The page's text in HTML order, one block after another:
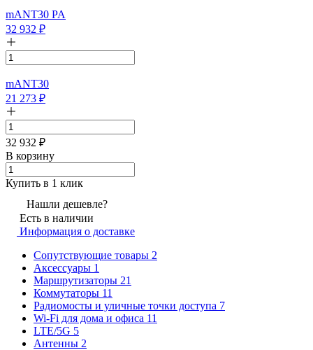
mANT30 PA
32 932 ₽
mANT30
21 273 ₽
32 932 ₽
В корзину
Купить в 1 клик
Нашли дешевле?
Есть в наличии
Информация о доставке
Сопутствующие товары 2
Аксессуары 1
Маршрутизаторы 21
Коммутаторы 11
Радиомосты и уличные точки доступа 7
Wi-Fi для дома и офиса 11
LTE/5G 5
Антенны 2